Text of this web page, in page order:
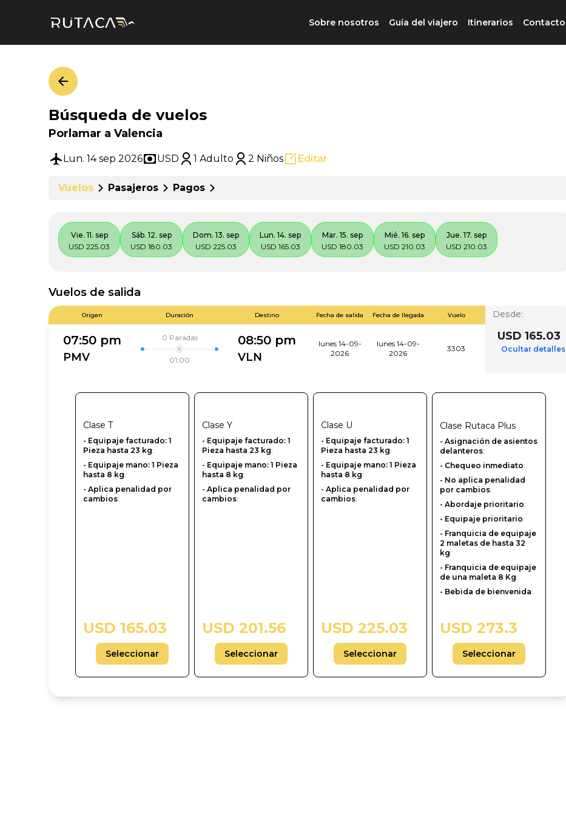
Sobre nosotros Guía del viajero Itinerarios Contacto
Búsqueda de vuelos
Porlamar a Valencia
Lun. 14 sep 2026 USD 1 Adulto 2 Niños Editar
Vuelos Pasajeros Pagos
Vie. 11. sep
USD 225.03
Sáb. 12. sep
USD 180.03
Dom. 13. sep
USD 225.03
Lun. 14. sep
USD 165.03
Mar. 15. sep
USD 180.03
Mié. 16. sep
USD 210.03
Jue. 17. sep
USD 210.03
Vuelos de salida
Origen Duración Destino Fecha de salida Fecha de llegada Vuelo
07:50 pm
PMV
0 Paradas
01:00
08:50 pm
VLN
lunes 14-09-
2026
lunes 14-09-
2026
3303
Desde:
USD 165.03
Ocultar detalles
Clase T
- Equipaje facturado: 1
Pieza hasta 23 kg:
- Equipaje mano: 1 Pieza
hasta 8 kg:
- Aplica penalidad por
cambios:
USD 165.03
Seleccionar
Clase Y
-‎ Equipaje facturado: 1
Pieza hasta 23 kg:
- Equipaje mano: 1 Pieza
hasta 8 kg:
- Aplica penalidad por
cambios:
USD 201.56
Seleccionar
Clase U
-‎ Equipaje facturado: 1
Pieza hasta 23 kg:
- Equipaje mano: 1 Pieza
hasta 8 kg:
- Aplica penalidad por
cambios:
USD 225.03
Seleccionar
Clase Rutaca Plus
- Asignación de asientos
delanteros:
- Chequeo inmediato:
- No aplica penalidad
por cambios:
- Abordaje prioritario:
- Equipaje prioritario:
- Franquicia de equipaje
2 maletas de hasta 32
kg:
- Franquicia de equipaje
de una maleta 8 Kg:
- Bebida de bienvenida:
USD 273.3
Seleccionar